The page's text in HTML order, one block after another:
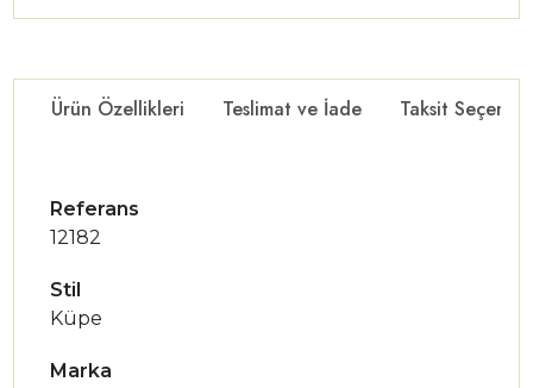
Ürün Özellikleri Teslimat ve İade Taksit
Referans
12182
Stil
Küpe
Marka